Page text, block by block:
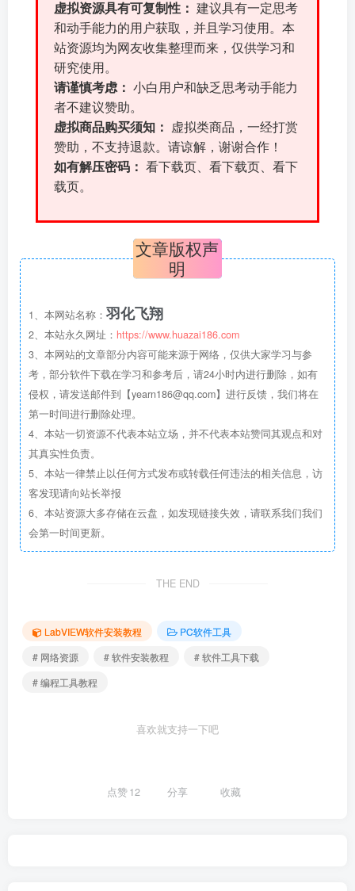
虚拟资源具有可复制性： 建议具有一定思考
和动手能力的用户获取，并且学习使用。本
站资源均为网友收集整理而来，仅供学习和
研究使用。
请谨慎考虑： 小白用户和缺乏思考动手能力
者不建议赞助。
虚拟商品购买须知：
虚拟类商品，一经打赏
赞助，不支持退款。请谅解，谢谢合作！
如有解压密码： 看下载页、看下载页、看下
载页。
文章版权声
明
1、本网站名称： 羽化飞翔
2、本站永久网址： https://www.huazai186.com
3、本网站的文章部分内容可能来源于网络，仅供大家学习与参
考，部分软件下载在学习和参考后，请24小时内进行删除，如有
侵权，请发送邮件到【yearn186@qq.com】进行反馈，我们将在
第一时间进行删除处理。
4、本站一切资源不代表本站立场，并不代表本站赞同其观点和对
其真实性负责。
5、本站一律禁止以任何方式发布或转载任何违法的相关信息，访
客发现请向站长举报
6、本站资源大多存储在云盘，如发现链接失效，请联系我们我们
会第一时间更新。
THE END
LabVIEW软件安装教程
PC软件工具
# 网络资源
# 软件安装教程
# 软件工具下载
# 编程工具教程
喜欢就支持一下吧
点赞12 分享 收藏